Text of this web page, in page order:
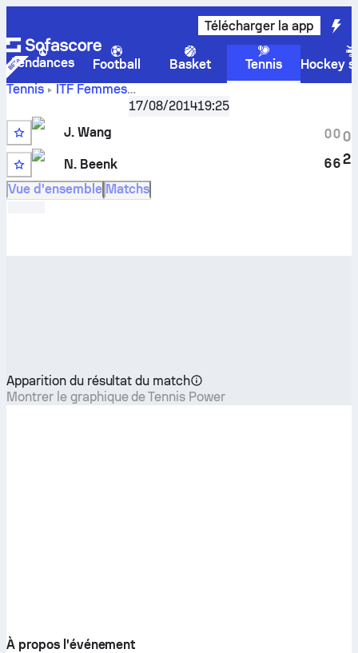
Télécharger la app
Tendances Football Basket Tennis
Hockey
Tennis
ITF Femmes
Winnipeg, Singles Qualifying W-C25-CAN-02A
en direct
à face
17/08/201419:25
J. Wang
N. Beenk
0
6
0
6
0
2
Vue d'ensemble Matchs
Apparition du résultat du match
Montrer le graphique de Tennis Power
À propos l'événement